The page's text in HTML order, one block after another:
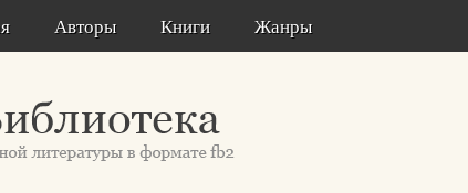
Авторы Книги Жанры